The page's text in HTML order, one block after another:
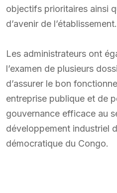
objectifs prioritaires ainsi
d’avenir de l’établissement.
Les administrateurs ont
l’examen de plusieurs
d’assurer le bon
entreprise publique et de
gouvernance efficace au
développement industriel
démocratique du Congo.